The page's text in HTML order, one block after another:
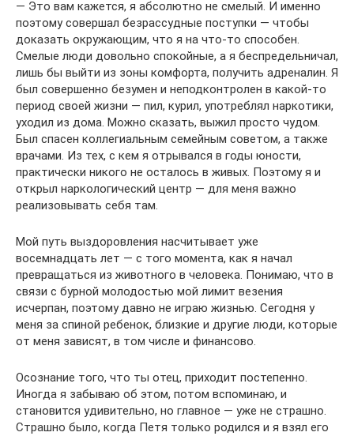
— Это вам кажется, я абсолютно не смелый. И именно
поэтому совершал безрассудные поступки — чтобы
доказать окружающим, что я на что-то способен.
Смелые люди довольно спокойные, а я беспредельничал,
лишь бы выйти из зоны комфорта, получить адреналин. Я
был совершенно безумен и неподконтролен в какой-то
период своей жизни — пил, курил, употреблял наркотики,
уходил из дома. Можно сказать, выжил просто чудом.
Был спасен коллегиальным семейным советом, а также
врачами. Из тех, с кем я отрывался в годы юности,
практически никого не осталось в живых. Поэтому я и
открыл наркологический центр — для меня важно
реализовывать себя там.
Мой путь выздоровления насчитывает уже
восемнадцать лет — с того момента, как я начал
превращаться из животного в человека. Понимаю, что в
связи с бурной молодостью мой лимит везения
исчерпан, поэтому давно не играю жизнью. Сегодня у
меня за спиной ребенок, близкие и другие люди, которые
от меня зависят, в том числе и финансово.
Осознание того, что ты отец, приходит постепенно.
Иногда я забываю об этом, потом вспоминаю, и
становится удивительно, но главное — уже не страшно.
Страшно было, когда Петя только родился и я взял его